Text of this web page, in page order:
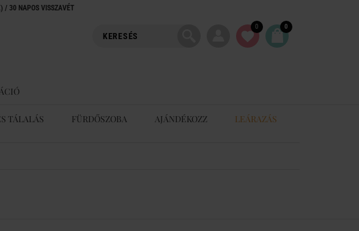
/ 30 NAPOS VISSZAVÉT
0 0
TÁLALÁS FÜRDŐSZOBA AJÁNDÉKOZZ LEÁRAZÁS